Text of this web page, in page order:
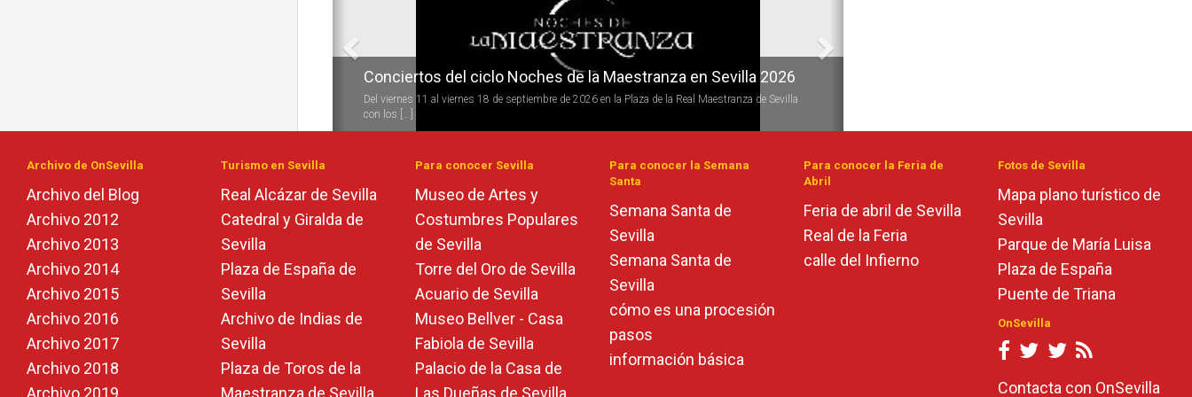
Conciertos del ciclo Noches de la Maestranza en Sevilla 2026
Del viernes 11 al viernes 18 de septiembre de 2026 en la Plaza de la Real Maestranza de Sevilla
con los [...]
Archivo de OnSevilla
Archivo del Blog
Archivo 2012
Archivo 2013
Archivo 2014
Archivo 2015
Archivo 2016
Archivo 2017
Archivo 2018
Archivo 2019
Turismo en Sevilla
Real Alcázar de Sevilla
Catedral y Giralda de
Sevilla
Plaza de España de
Sevilla
Archivo de Indias de
Sevilla
Plaza de Toros de la
Maestranza de Sevilla
Para conocer Sevilla
Museo de Artes y
Costumbres Populares
de Sevilla
Torre del Oro de Sevilla
Acuario de Sevilla
Museo Bellver - Casa
Fabiola de Sevilla
Palacio de la Casa de
Las Dueñas de Sevilla
Para conocer la Semana
Santa
Semana Santa de
Sevilla
Semana Santa de
Sevilla
cómo es una procesión
pasos
información básica
Para conocer la Feria de
Abril
Feria de abril de Sevilla
Real de la Feria
calle del Infierno
Fotos de Sevilla
Mapa plano turístico de
Sevilla
Parque de María Luisa
Plaza de España
Puente de Triana
OnSevilla
Contacta con OnSevilla